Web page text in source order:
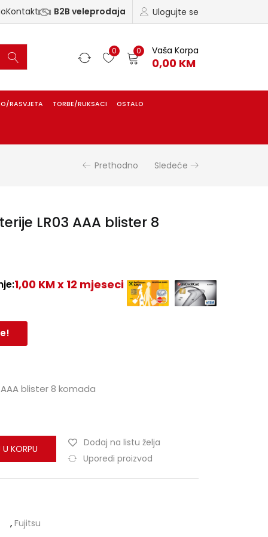
Ulogujte se
Kontakt B2B veleprodaja
0 0 Vaša Korpa
0,00 KM
RASVJETA TORBE/RUKSACI OSTALO
Prethodno Sledeće
LR03 AAA blister 8
1,00 KM x 12 mjeseci
blister 8 komada
KORPU
Dodaj na listu želja
Uporedi proizvod
, Fujitsu